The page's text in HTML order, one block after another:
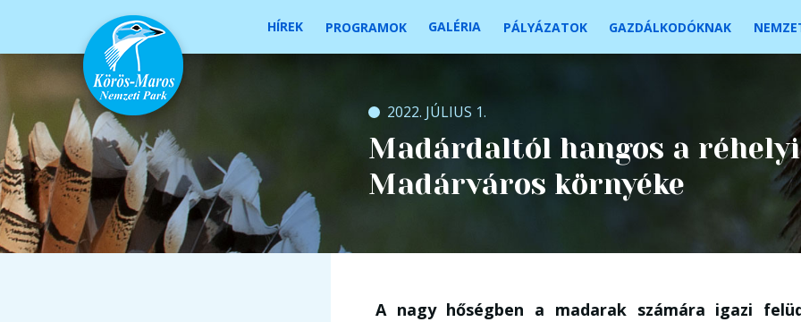
HÍREK PROGRAMOK GALÉRIA PÁLYÁZATOK GAZDÁLKODÓKNAK
2022. JÚLIUS 1.
Madárdaltól hangos a
Madárváros környéke
A nagy hőségben a madarak számára igazi